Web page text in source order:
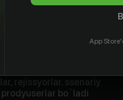
rejissyorlar. ssenariy
bo`ladi
App